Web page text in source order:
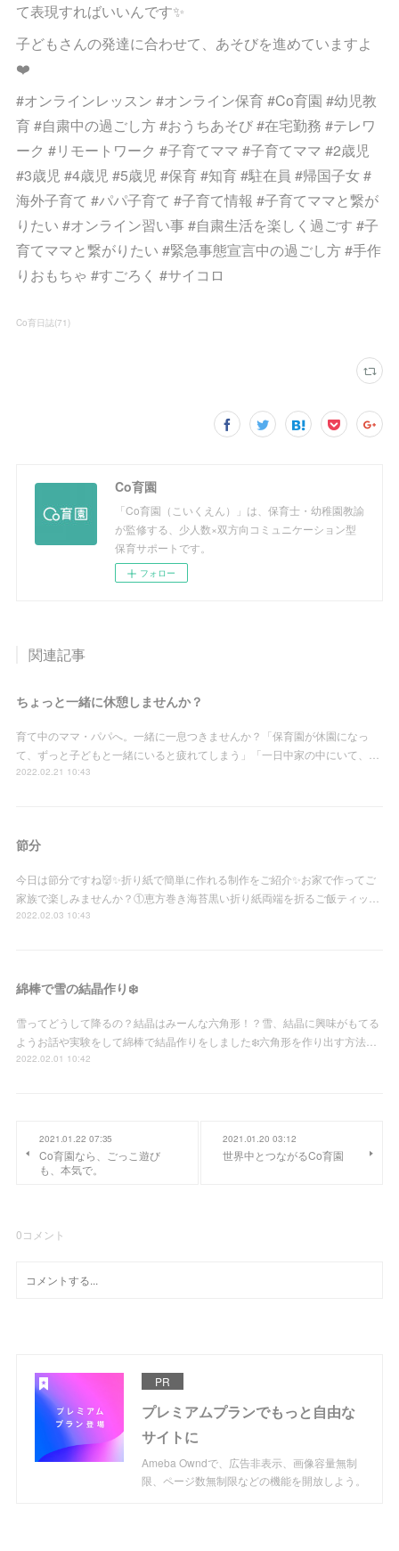
て表現すればいいんです✨
子どもさんの発達に合わせて、あそびを進めていますよ
❤️
#オンラインレッスン #オンライン保育 #Co育園 #幼児教
育 #自粛中の過ごし方 #おうちあそび #在宅勤務 #テレワ
ーク #リモートワーク #子育てママ #子育てママ #2歳児
#3歳児 #4歳児 #5歳児 #保育 #知育 #駐在員 #帰国子女 #
海外子育て #パパ子育て #子育て情報 #子育てママと繋が
りたい #オンライン習い事 #自粛生活を楽しく過ごす #子
育てママと繋がりたい #緊急事態宣言中の過ごし方 #手作
りおもちゃ #すごろく #サイコロ
Co育日誌(71)
Co育園
「Co育園（こいくえん）」は、保育士・幼稚園教諭
が監修する、少人数×双方向コミュニケーション型
保育サポートです。
フォロー
関連記事
ちょっと一緒に休憩しませんか？
育て中のママ・パパへ。一緒に一息つきませんか？「保育園が休園になっ
て、ずっと子どもと一緒にいると疲れてしまう」「一日中家の中にいて、…
2022.02.21 10:43
節分
今日は節分ですね👹✨折り紙で簡単に作れる制作をご紹介✨お家で作ってご
家族で楽しみませんか？①恵方巻き海苔黒い折り紙両端を折るご飯ティッ…
2022.02.03 10:43
綿棒で雪の結晶作り❄️
雪ってどうして降るの？結晶はみーんな六角形！？雪、結晶に興味がもてる
ようお話や実験をして綿棒で結晶作りをしました❄️六角形を作り出す方法…
2022.02.01 10:42
2021.01.22 07:35
Co育園なら、ごっこ遊び
も、本気で。
2021.01.20 03:12
世界中とつながるCo育園
0コメント
PR
プレミアムプランでもっと自由な
サイトに
Ameba Owndで、広告非表示、画像容量無制
限、ページ数無制限などの機能を開放しよう。